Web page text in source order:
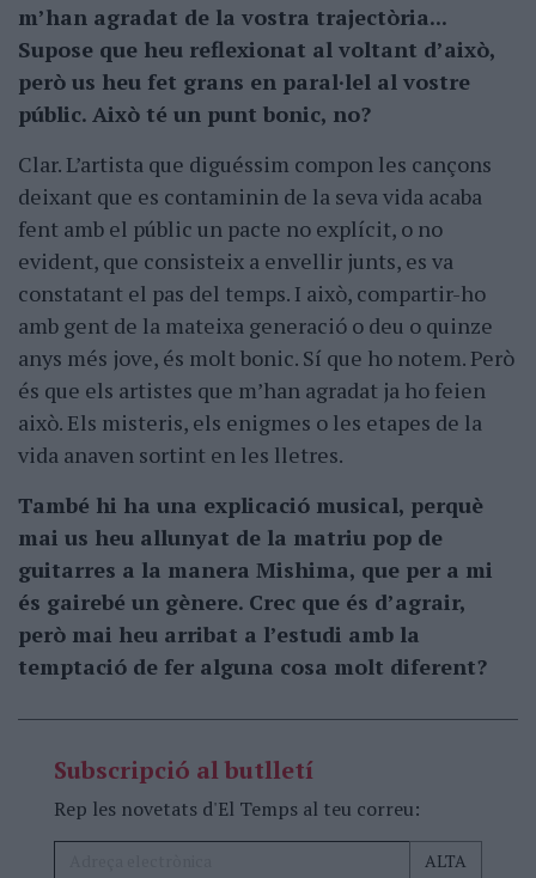
m’han agradat de la vostra trajectòria...
Supose que heu reflexionat al voltant d’això,
però us heu fet grans en paral·lel al vostre
públic. Això té un punt bonic, no?
Clar. L’artista que diguéssim compon les cançons
deixant que es contaminin de la seva vida acaba
fent amb el públic un pacte no explícit, o no
evident, que consisteix a envellir junts, es va
constatant el pas del temps. I això, compartir-ho
amb gent de la mateixa generació o deu o quinze
anys més jove, és molt bonic. Sí que ho notem. Però
és que els artistes que m’han agradat ja ho feien
això. Els misteris, els enigmes o les etapes de la
vida anaven sortint en les lletres.
També hi ha una explicació musical, perquè
mai us heu allunyat de la matriu pop de
guitarres a la manera Mishima, que per a mi
és gairebé un gènere. Crec que és d’agrair,
però mai heu arribat a l’estudi amb la
temptació de fer alguna cosa molt diferent?
Subscripció al butlletí
Rep les novetats d'El Temps al teu correu: